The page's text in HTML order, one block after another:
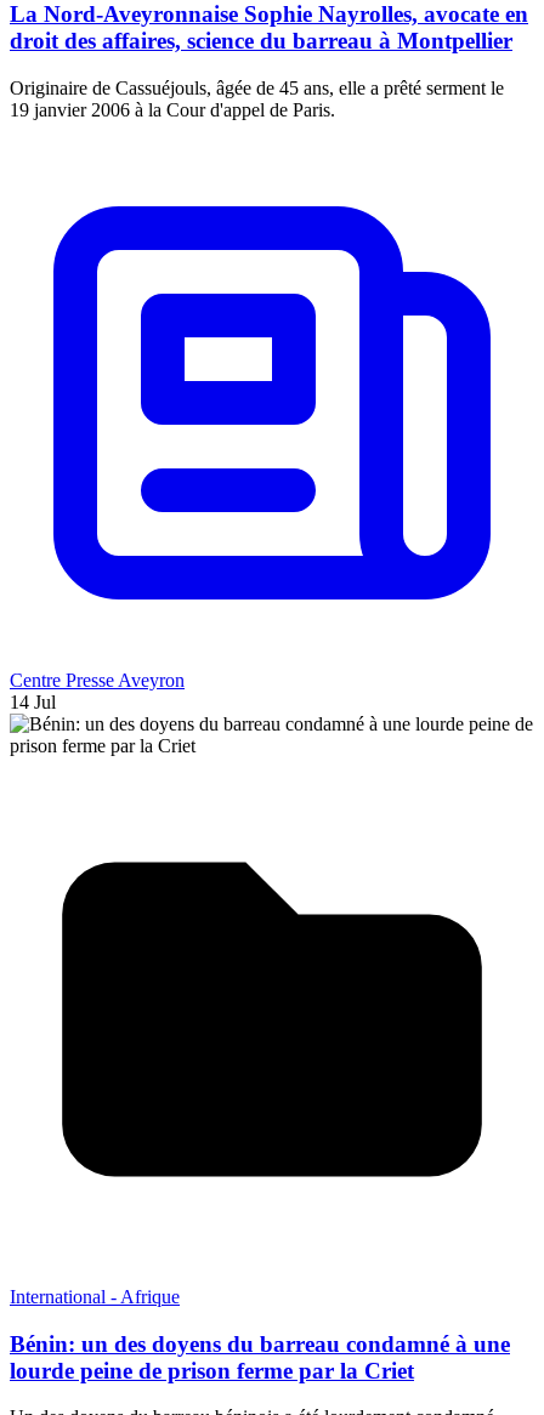
La Nord-Aveyronnaise Sophie Nayrolles, avocate en
droit des affaires, science du barreau à Montpellier
Originaire de Cassuéjouls, âgée de 45 ans, elle a prêté serment le
19 janvier 2006 à la Cour d'appel de Paris.
Centre Presse Aveyron
14 Jul
International - Afrique
Bénin: un des doyens du barreau condamné à une
lourde peine de prison ferme par la Criet